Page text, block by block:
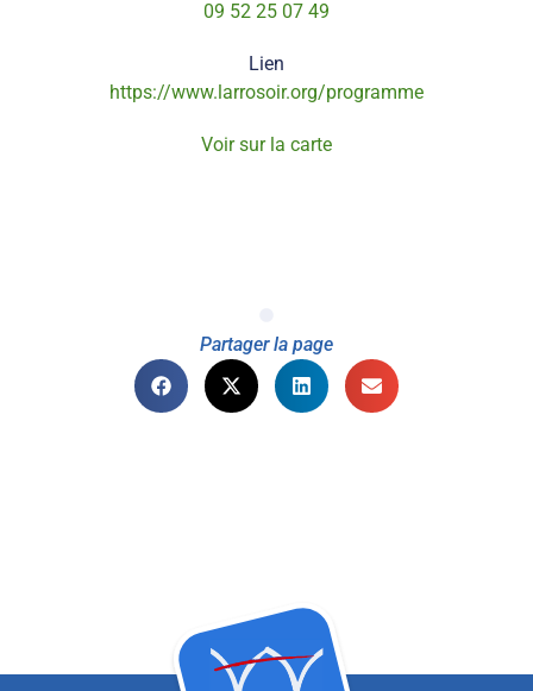
09 52 25 07 49
Lien
https://www.larrosoir.org/programme
Voir sur la carte
Partager la page